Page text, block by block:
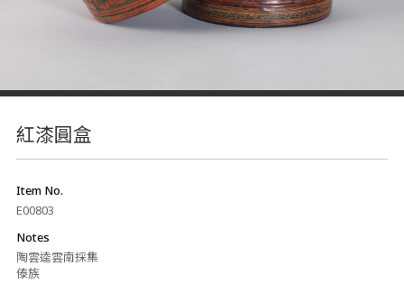
紅漆圓盒
Item No.
E00803
Notes
陶雲逵雲南採集
傣族